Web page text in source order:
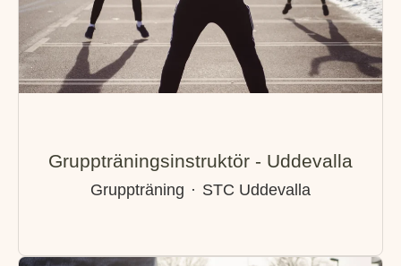
Gruppträningsinstruktör - Uddevalla
Gruppträning · STC Uddevalla